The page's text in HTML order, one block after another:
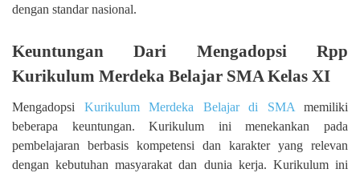
dengan standar nasional.
Keuntungan Dari Mengadopsi Rpp
Kurikulum Merdeka Belajar SMA Kelas XI
Mengadopsi Kurikulum Merdeka Belajar di SMA memiliki
beberapa keuntungan. Kurikulum ini menekankan pada
pembelajaran berbasis kompetensi dan karakter yang relevan
dengan kebutuhan masyarakat dan dunia kerja. Kurikulum ini